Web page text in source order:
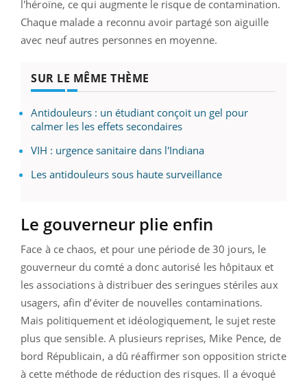
l'héroïne, ce qui augmente le risque de contamination.
Chaque malade a reconnu avoir partagé son aiguille
avec neuf autres personnes en moyenne.
SUR LE MÊME THÈME
Antidouleurs : un étudiant conçoit un gel pour
calmer les les effets secondaires
VIH : urgence sanitaire dans l'Indiana
Les antidouleurs sous haute surveillance
Le gouverneur plie enfin
Face à ce chaos, et pour une période de 30 jours, le
gouverneur du comté a donc autorisé les hôpitaux et
les associations à distribuer des seringues stériles aux
usagers, afin d’éviter de nouvelles contaminations.
Mais politiquement et idéologiquement, le sujet reste
plus que sensible. A plusieurs reprises, Mike Pence, de
bord Républicain, a dû réaffirmer son opposition stricte
à cette méthode de réduction des risques. Il a évoqué